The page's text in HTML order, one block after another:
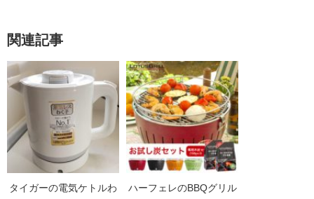
関連記事
タイガーの電気ケトルわ
ハーフェレのBBQグリル